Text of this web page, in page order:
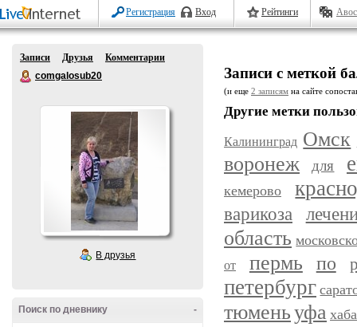
Регистрация Вход Рейтинги
Записи Друзья
Комментарии
comgalosub20
В друзья
-
Поиск по дневнику
Записи с меткой
(и еще 2 записям на сайте
Другие метки
Калининград Омск
воронеж для
кемерово
варикоза
область
от пермь по
петербург
тюменьуфа